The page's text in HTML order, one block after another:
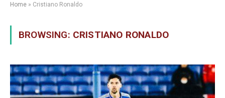
Home » Cristiano Ronaldo
BROWSING: CRISTIANO RONALDO